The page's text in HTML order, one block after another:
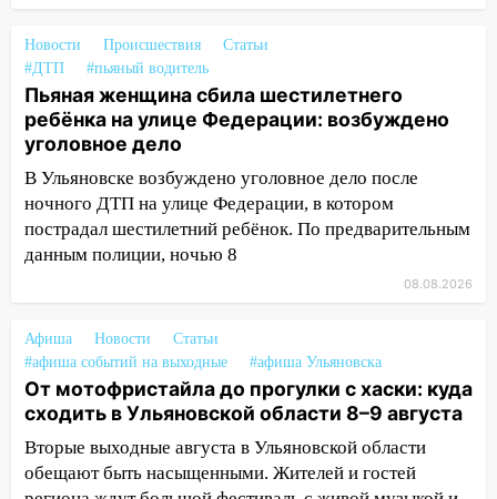
сошёл с рельсов
13:22
Упавшие деревья перекрыли
дороги в Ульяновске: фото
13:17 Непогода в Ульяновске не
закончится сегодня: сильные ливни
сохранятся 9 августа
13:15 Трижды «брал в долг» без спроса:
житель Вешкаймского района похитил у
проспекте Филатова в Ульяновске
13:12 Дерево пробило крышу дома на
Новгородской в Ульяновске и рухнуло
на электрощит
13:10 В Заволжском районе дерево
Новости Происшествия
Статьи
#ДТП
#пьяный водитель
Пьяная женщина сбила шестилетнего
ребёнка на улице Федерации: возбуждено
уголовное дело
В Ульяновске возбуждено уголовное дело после
ночного ДТП на улице Федерации, в котором
пострадал шестилетний ребёнок. По предварительным
данным полиции, ночью 8
08.08.2026
Афиша Новости
Статьи
#афиша событий на выходные
#афиша Ульяновска
От мотофристайла до прогулки с хаски: куда
сходить в Ульяновской области 8–9 августа
Вторые выходные августа в Ульяновской области
обещают быть насыщенными. Жителей и гостей